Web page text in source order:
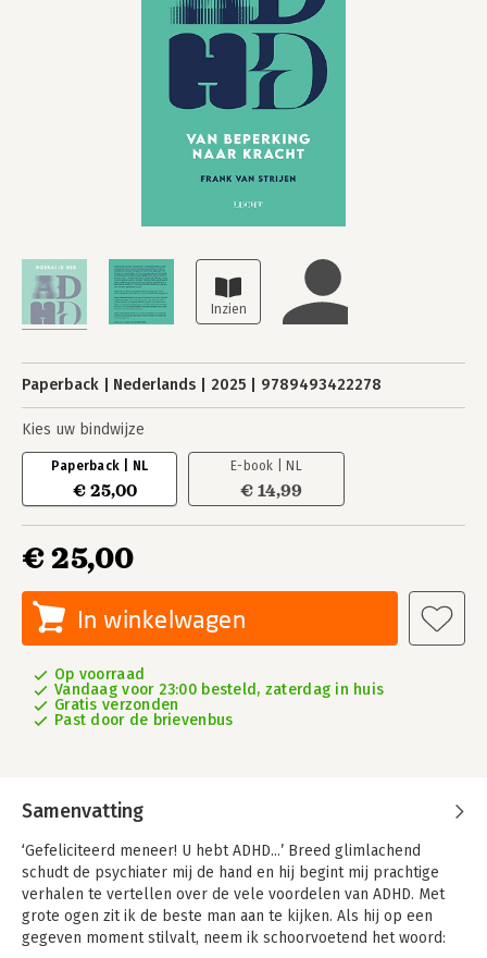
Paperback Nederlands 2025 9789493422278
Kies uw bindwijze
Paperback | NL
€ 25,00
E-book | NL
€ 14,99
€ 25,00
In winkelwagen
Op voorraad
Vandaag voor 23:00 besteld, zaterdag in huis
Gratis verzonden
Past door de brievenbus
Samenvatting
‘Gefeliciteerd meneer! U hebt ADHD...’ Breed glimlachend
schudt de psychiater mij de hand en hij begint mij prachtige
verhalen te vertellen over de vele voordelen van ADHD. Met
grote ogen zit ik de beste man aan te kijken. Als hij op een
gegeven moment stilvalt, neem ik schoorvoetend het woord: